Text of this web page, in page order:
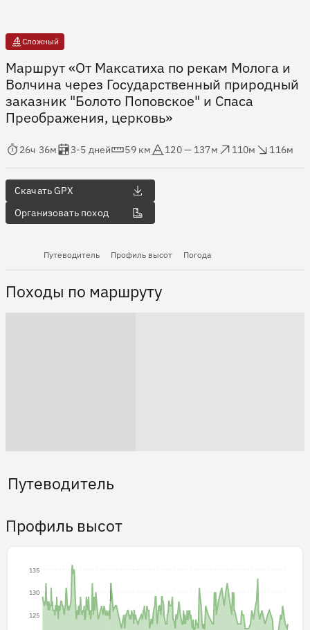
Сложный
Маршрут «От Максатиха по рекам Молога и
Волчина через Государственный природный
заказник "Болото Поповское" и Спаса
Преображения, церковь»
в пути
26ч 36м
Оценка в днях
3-5 дней
Дистанция
59 км
Абсолютная высота
120 — 137м
110м
116м
Скачать GPX
Организовать поход
Путеводитель Профиль высот Погода
Походы по маршруту
Путеводитель
Профиль высот
125
130
135